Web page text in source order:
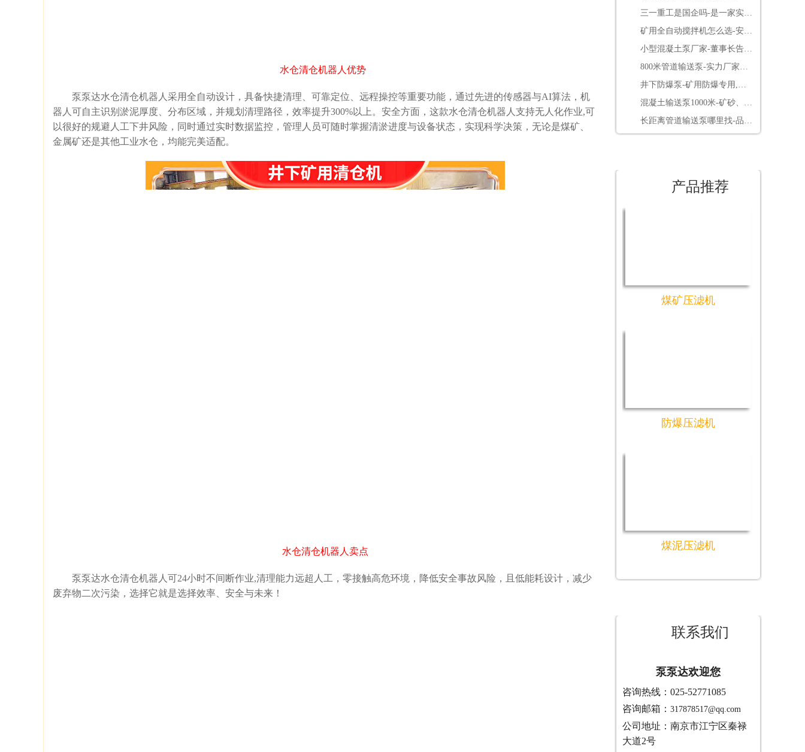
水仓清仓机器人优势
泵泵达水仓清仓机器人采用全自动设计，具备快捷清理、可靠定位、远程操控等重要功能，通过先进的传感器与AI算法，机
器人可自主识别淤泥厚度、分布区域，并规划清理路径，效率提升300%以上。安全方面，这款水仓清仓机器人支持无人化作业,可
以很好的规避人工下井风险，同时通过实时数据监控，管理人员可随时掌握清淤进度与设备状态，实现科学决策，无论是煤矿、
金属矿还是其他工业水仓，均能完美适配。
水仓清仓机器人卖点
泵泵达水仓清仓机器人可24小时不间断作业,清理能力远超人工，零接触高危环境，降低安全事故风险，且低能耗设计，减少
废弃物二次污染，选择它就是选择效率、安全与未来！
宜的同时还免费送配件[鲁科重
工]
三一重工是国企吗-是一家实在
的民营企业[三一重工]
矿用全自动搅拌机怎么选-安标
3.0电控系统更放心[耐立德]
小型混凝土泵厂家-董事长告诉
你如何借用网络营销包工程[鲁
科重工]
800米管道输送泵-实力厂家靠
谱[鲁科重工]
井下防爆泵-矿用防爆专用,整
机煤安认证[耐立德]
混凝土输送泵1000米-矿砂、煤
矸石高压输送[鲁科重工]
长距离管道输送泵哪里找-品牌
产品推荐
煤矿压滤机
防爆压滤机
煤泥压滤机
联系我们
泵泵达欢迎您
咨询热线：025-52771085
咨询邮箱： 317878517@qq.com
公司地址：南京市江宁区秦禄
大道2号